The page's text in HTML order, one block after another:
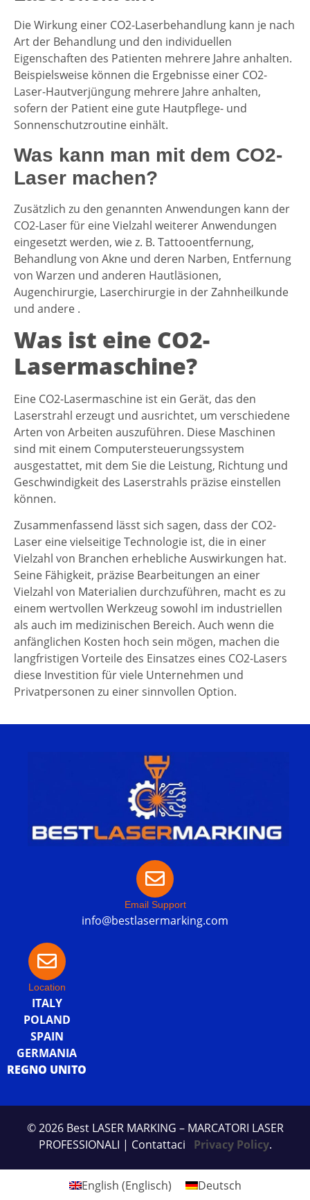
Die Wirkung einer CO2-Laserbehandlung kann je nach
Art der Behandlung und den individuellen
Eigenschaften des Patienten mehrere Jahre anhalten.
Beispielsweise können die Ergebnisse einer CO2-
Laser-Hautverjüngung mehrere Jahre anhalten,
sofern der Patient eine gute Hautpflege- und
Sonnenschutzroutine einhält.
Was kann man mit dem CO2-
Laser machen?
Zusätzlich zu den genannten Anwendungen kann der
CO2-Laser für eine Vielzahl weiterer Anwendungen
eingesetzt werden, wie z. B. Tattooentfernung,
Behandlung von Akne und deren Narben, Entfernung
von Warzen und anderen Hautläsionen,
Augenchirurgie, Laserchirurgie in der Zahnheilkunde
und andere .
Was ist eine CO2-
Lasermaschine?
Eine CO2-Lasermaschine ist ein Gerät, das den
Laserstrahl erzeugt und ausrichtet, um verschiedene
Arten von Arbeiten auszuführen. Diese Maschinen
sind mit einem Computersteuerungssystem
ausgestattet, mit dem Sie die Leistung, Richtung und
Geschwindigkeit des Laserstrahls präzise einstellen
können.
Zusammenfassend lässt sich sagen, dass der CO2-
Laser eine vielseitige Technologie ist, die in einer
Vielzahl von Branchen erhebliche Auswirkungen hat.
Seine Fähigkeit, präzise Bearbeitungen an einer
Vielzahl von Materialien durchzuführen, macht es zu
einem wertvollen Werkzeug sowohl im industriellen
als auch im medizinischen Bereich. Auch wenn die
anfänglichen Kosten hoch sein mögen, machen die
langfristigen Vorteile des Einsatzes eines CO2-Lasers
diese Investition für viele Unternehmen und
Privatpersonen zu einer sinnvollen Option.
Email Support
info@bestlasermarking.com
Location
ITALY
POLAND
SPAIN
GERMANIA
REGNO UNITO
© 2026 Best LASER MARKING – MARCATORI LASER
PROFESSIONALI | Contattaci Privacy Policy.
English (Englisch)
Deutsch